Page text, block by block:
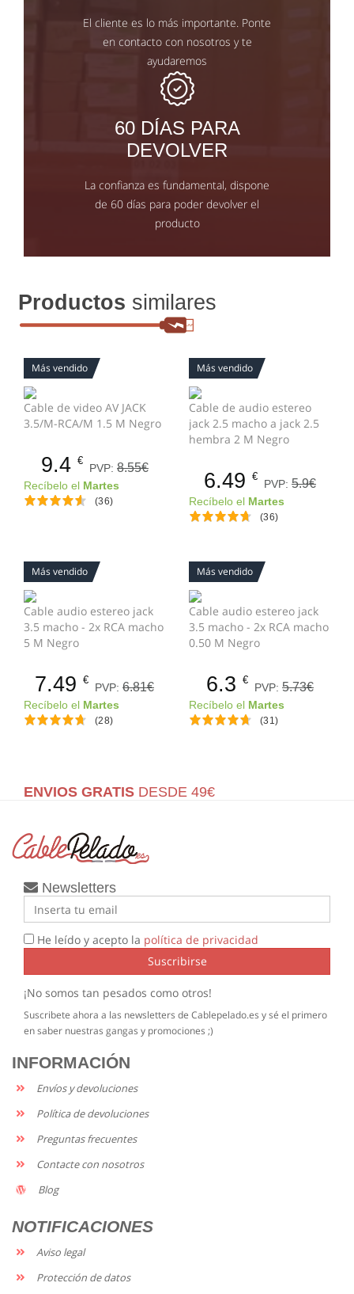
El cliente es lo más importante. Ponte
en contacto con nosotros y te
ayudaremos
60 DÍAS PARA
DEVOLVER
La confianza es fundamental, dispone
de 60 días para poder devolver el
producto
Productos similares
Más vendido
Cable de video AV JACK
3.5/M-RCA/M 1.5 M Negro
9.4 €
PVP: 8.55€
Recíbelo el Martes
(36)
Más vendido
Cable de audio estereo
jack 2.5 macho a jack 2.5
hembra 2 M Negro
6.49 €
PVP: 5.9€
Recíbelo el Martes
(36)
Más vendido
Cable audio estereo jack
3.5 macho - 2x RCA macho
5 M Negro
7.49 €
PVP: 6.81€
Recíbelo el Martes
(28)
Más vendido
Cable audio estereo jack
3.5 macho - 2x RCA macho
0.50 M Negro
6.3 €
PVP: 5.73€
Recíbelo el Martes
(31)
ENVIOS GRATIS DESDE 49€
Newsletters
He leído y acepto la política de privacidad
Suscribirse
¡No somos tan pesados como otros!
Suscribete ahora a las newsletters de Cablepelado.es y sé el primero
en saber nuestras gangas y promociones ;)
INFORMACIÓN
Envíos y devoluciones
Política de devoluciones
Preguntas frecuentes
Contacte con nosotros
Blog
NOTIFICACIONES
Aviso legal
Protección de datos